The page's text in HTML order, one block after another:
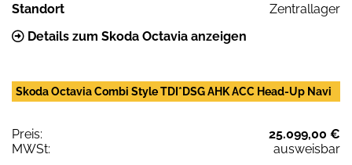
Standort
Zentrallager
Details zum Skoda Octavia anzeigen
Skoda Octavia Combi Style TDI*DSG AHK ACC Head-Up Navi
Preis:
25.099,00 €
MWSt:
ausweisbar